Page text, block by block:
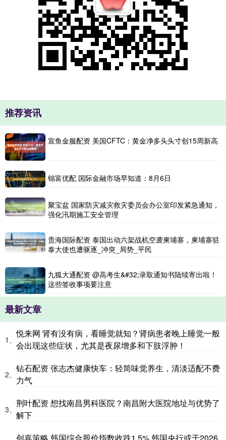
推荐资讯
宣鱼金服配资 美国CFTC：黄金净多头头寸创15周新高
锦富优配 国际金融市场早知道：8月6日
聚宝盆 国家防灾减灾救灾委员会办公室印发紧急通知，
强化汛期施工安全管理
贵海国际配资 泰国出动六架战机空袭柬埔寨，柬埔寨驻
泰大使也遭驱逐_冲突_局势_平民
九狐大通配资 @高考生&#32;录取通知书陆续寄出啦！
这些签收事项要注意
最新文章
1、
悦来网 肾有没有病，看睡觉就知？肾病患者晚上睡觉一般
会出现这些症状，尤其是夜尿增多和下肢浮肿！
2、
钻石配资 张志杰健康快车：轻简味觉养生，清淡适配不费
力气
3、
荆叶配资 想找南昌男科医院？南昌附大医院地址与优势了
解下